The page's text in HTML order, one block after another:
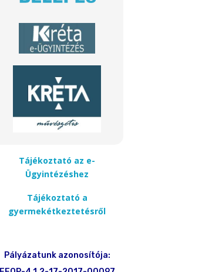
Tájékoztató az e-
Ügyintézéshez
Tájékoztató a
gyermekétkeztetésről
Pályázatunk azonosítója: